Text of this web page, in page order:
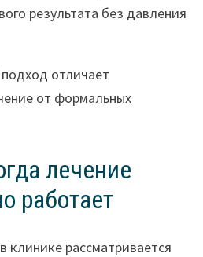
результата без давления
отличает
от формальных
лечение
работает
клинике рассматривается